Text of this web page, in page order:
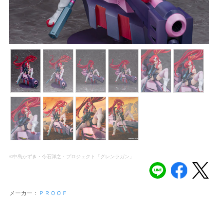
©中島かずき・今石洋之・プロジェクト「グレンラガン」
メーカー： ＰＲＯＯＦ